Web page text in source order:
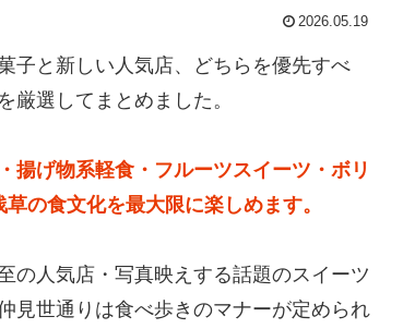
2026.05.19
子と新しい人気店、どちらを優先すべ
厳選してまとめました。
揚げ物系軽食・フルーツスイーツ・ボリ
の食文化を最大限に楽しめます。
の人気店・写真映えする話題のスイーツ
見世通りは食べ歩きのマナーが定められ